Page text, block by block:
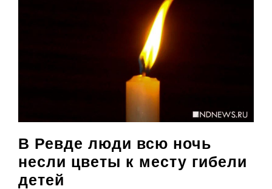
В Ревде люди всю ночь
несли цветы к месту гибели
детей